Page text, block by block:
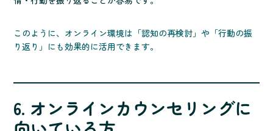
このように、オンライン環境は「認知の再検討」や「行動の振
り返り」にも効果的に活用できます。
6. オンラインカウンセリングに